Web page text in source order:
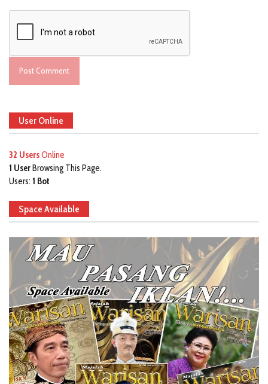
User Online
32 UsersOnline
1 UserBrowsing This Page.
Users: 1 Bot
Space Available